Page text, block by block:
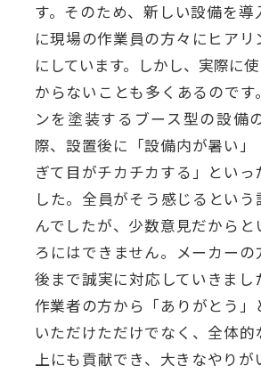
す。そのため、新しい設備を導
に現場の作業員の方々にヒアリ
にしています。しかし、実際に
からないことも多くあるのです
ンを塗装するブース型の設備
際、設置後に「設備内が暑い」
ぎて目がチカチカする」といっ
した。全員がそう感じるとい
んでしたが、少数意見だからと
ろにはできません。メーカーの
後まで誠実に対応していきまし
作業者の方から「ありがとう」
いただけただけでなく、全体的
上にも貢献でき、大きなやりが